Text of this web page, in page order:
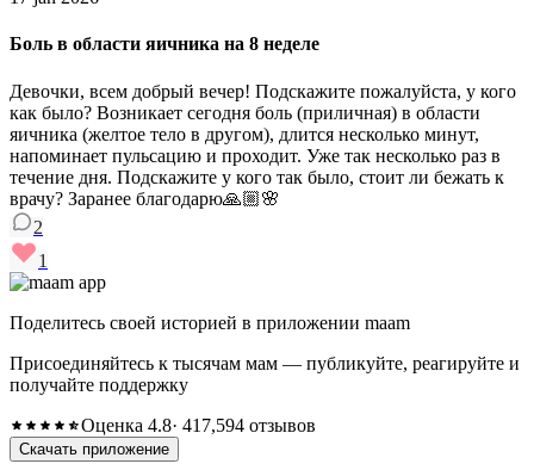
Боль в области яичника на 8 неделе
Девочки, всем добрый вечер! Подскажите пожалуйста, у кого
как было? Возникает сегодня боль (приличная) в области
яичника (желтое тело в другом), длится несколько минут,
напоминает пульсацию и проходит. Уже так несколько раз в
течение дня. Подскажите у кого так было, стоит ли бежать к
врачу? Заранее благодарю🙏🏼🌸
2
1
Поделитесь своей историей в приложении maam
Присоединяйтесь к тысячам мам — публикуйте, реагируйте и
получайте поддержку
Оценка 4.8· 417,594 отзывов
Скачать приложение